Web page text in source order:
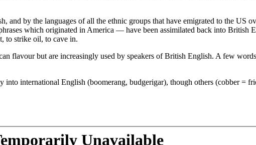
by the languages of all the ethnic groups that have emigrated to the US
which originated in America — have been assimilated back into British
to strike oil, to cave in.
flavour but are increasingly used by speakers of British English. A few
international English (boomerang, budgerigar), though others (cobber =